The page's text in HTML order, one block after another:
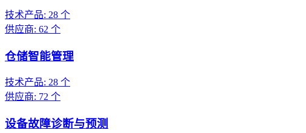
技术产品: 28 个
供应商: 62 个
仓储智能管理
技术产品: 28 个
供应商: 72 个
设备故障诊断与预测